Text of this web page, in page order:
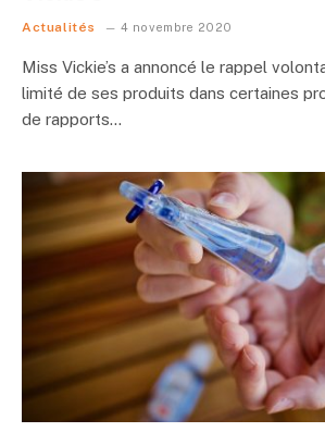
Actualités 4 novembre 2020
Miss Vickie’s a annoncé le rappel
limité de ses produits dans certaines
de rapports…